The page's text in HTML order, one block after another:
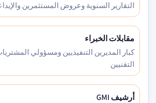
التقارير السنوية وعروض المستثمرين
مقابلات الخبراء
كبار المديرين التنفيذيين ومسؤولي
التقنيين
أرشيف GMI